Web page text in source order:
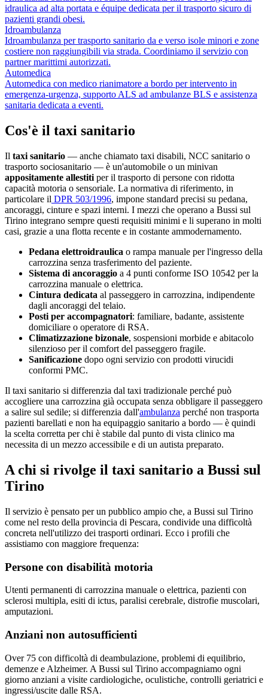
idraulica ad alta portata e équipe dedicata per il trasporto sicuro di
pazienti grandi obesi.
Idroambulanza
Idroambulanza per trasporto sanitario da e verso isole minori e zone
costiere non raggiungibili via strada. Coordiniamo il servizio con
partner marittimi autorizzati.
Automedica
Automedica con medico rianimatore a bordo per intervento in
emergenza-urgenza, supporto ALS ad ambulanze BLS e assistenza
sanitaria dedicata a eventi.
Cos'è il taxi sanitario
Il taxi sanitario — anche chiamato taxi disabili, NCC sanitario o
trasporto sociosanitario — è un'automobile o un minivan
appositamente allestiti per il trasporto di persone con ridotta
capacità motoria o sensoriale. La normativa di riferimento, in
particolare il DPR 503/1996, impone standard precisi su pedana,
ancoraggi, cinture e spazi interni. I mezzi che operano a Bussi sul
Tirino integrano sempre questi requisiti minimi e li superano in molti
casi, grazie a una flotta recente e in costante ammodernamento.
Pedana elettroidraulica o rampa manuale per l'ingresso della
carrozzina senza trasferimento del paziente.
Sistema di ancoraggio a 4 punti conforme ISO 10542 per la
carrozzina manuale o elettrica.
Cintura dedicata al passeggero in carrozzina, indipendente
dagli ancoraggi del telaio.
Posti per accompagnatori: familiare, badante, assistente
domiciliare o operatore di RSA.
Climatizzazione bizonale, sospensioni morbide e abitacolo
silenzioso per il comfort del passeggero fragile.
Sanificazione dopo ogni servizio con prodotti virucidi
conformi PMC.
Il taxi sanitario si differenzia dal taxi tradizionale perché può
accogliere una carrozzina già occupata senza obbligare il passeggero
a salire sul sedile; si differenzia dall'ambulanza perché non trasporta
pazienti barellati e non ha equipaggio sanitario a bordo — è quindi
la scelta corretta per chi è stabile dal punto di vista clinico ma
necessita di un mezzo accessibile e di un autista preparato.
A chi si rivolge il taxi sanitario a Bussi sul
Tirino
Il servizio è pensato per un pubblico ampio che, a Bussi sul Tirino
come nel resto della provincia di Pescara, condivide una difficoltà
concreta nell'utilizzo dei trasporti ordinari. Ecco i profili che
assistiamo con maggiore frequenza:
Persone con disabilità motoria
Utenti permanenti di carrozzina manuale o elettrica, pazienti con
sclerosi multipla, esiti di ictus, paralisi cerebrale, distrofie muscolari,
amputazioni.
Anziani non autosufficienti
Over 75 con difficoltà di deambulazione, problemi di equilibrio,
demenze e Alzheimer. A Bussi sul Tirino accompagniamo ogni
giorno anziani a visite cardiologiche, oculistiche, controlli geriatrici e
ingressi/uscite dalle RSA.